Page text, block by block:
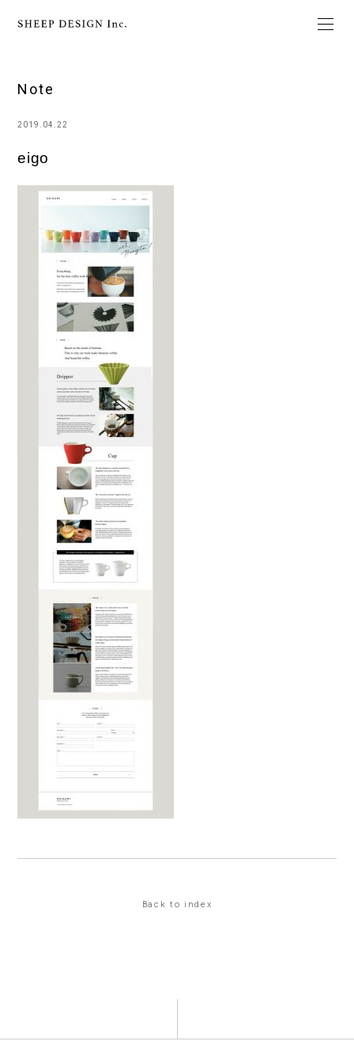
Note
2019.04.22
eigo
Back to index